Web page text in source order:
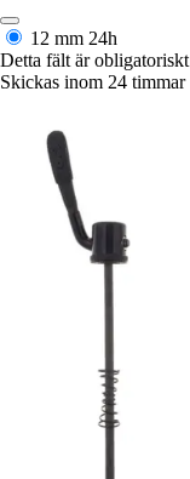
12 mm 24h
Detta fält är obligatoriskt
Skickas inom 24 timmar